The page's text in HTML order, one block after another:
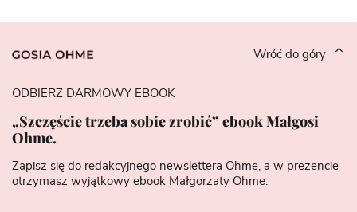
Wróć do góry
ODBIERZ DARMOWY EBOOK
„Szczęście trzeba sobie zrobić” ebook Małgosi
Ohme.
Zapisz się do redakcyjnego newslettera Ohme, a w prezencie
otrzymasz wyjątkowy ebook Małgorzaty Ohme.